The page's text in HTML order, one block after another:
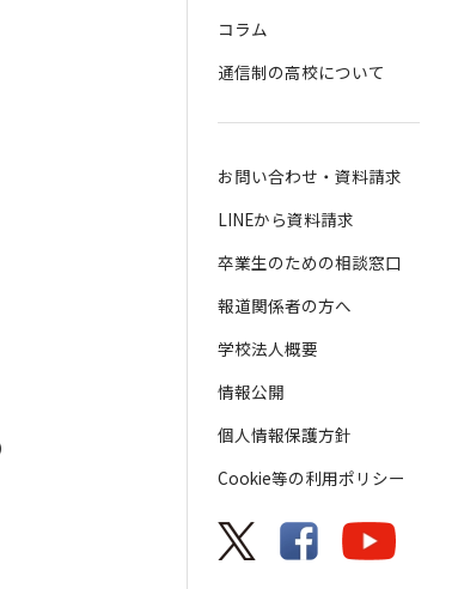
コラム
通信制の高校について
お問い合わせ・資料請求
LINEから資料請求
卒業生のための相談窓口
報道関係者の方へ
学校法人概要
情報公開
個人情報保護方針
Cookie等の利用ポリシー